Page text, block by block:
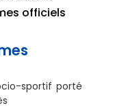
officiels
sportif porté